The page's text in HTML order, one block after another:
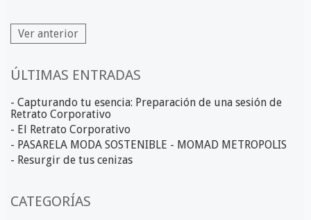
Ver anterior
ÚLTIMAS ENTRADAS
- Capturando tu esencia: Preparación de una sesión de
Retrato Corporativo
- El Retrato Corporativo
- PASARELA MODA SOSTENIBLE - MOMAD METROPOLIS
- Resurgir de tus cenizas
CATEGORÍAS